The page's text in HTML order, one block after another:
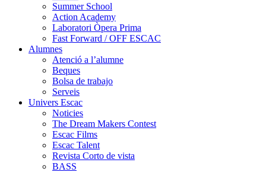
Summer School
Action Academy
Laboratori Òpera Prima
Fast Forward / OFF ESCAC
Alumnes
Atenció a l’alumne
Beques
Bolsa de trabajo
Serveis
Univers Escac
Noticies
The Dream Makers Contest
Escac Films
Escac Talent
Revista Corto de vista
BASS